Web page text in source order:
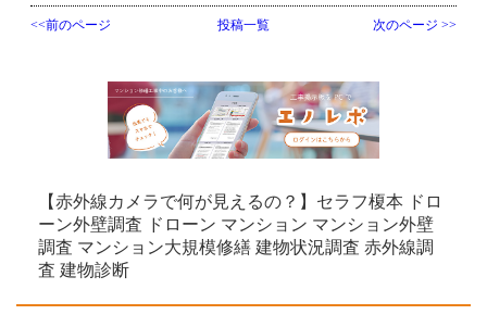
【赤外線カメラで何が見えるの？】セラフ榎本 ドロ
ーン外壁調査 ドローン マンション マンション外壁
調査 マンション大規模修繕 建物状況調査 赤外線調
査 建物診断
<<前のページ 投稿一覧 次のページ >>